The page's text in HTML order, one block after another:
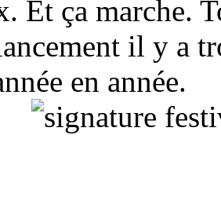
Et ça marche.
il y a
en année.